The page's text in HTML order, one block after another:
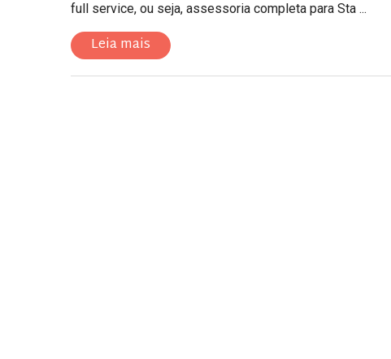
full service, ou seja, assessoria completa para Sta ...
Leia mais